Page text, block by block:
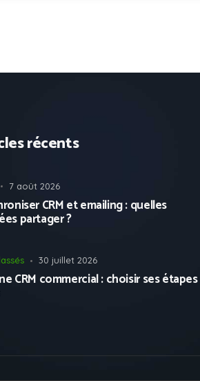
récents
7 août 2026
CRM et emailing : quelles
partager ?
30 juillet 2026
CRM commercial : choisir ses étapes